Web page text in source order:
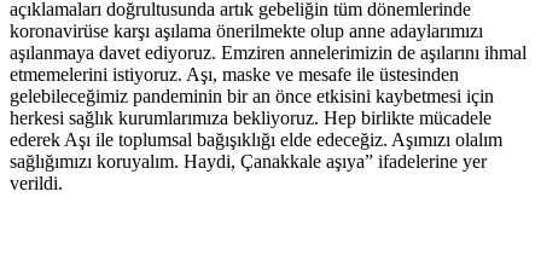
açıklamaları doğrultusunda artık gebeliğin tüm dönemlerinde
koronavirüse karşı aşılama önerilmekte olup anne adaylarımızı
aşılanmaya davet ediyoruz. Emziren annelerimizin de aşılarını ihmal
etmemelerini istiyoruz. Aşı, maske ve mesafe ile üstesinden
gelebileceğimiz pandeminin bir an önce etkisini kaybetmesi için
herkesi sağlık kurumlarımıza bekliyoruz. Hep birlikte mücadele
ederek Aşı ile toplumsal bağışıklığı elde edeceğiz. Aşımızı olalım
sağlığımızı koruyalım. Haydi, Çanakkale aşıya” ifadelerine yer
verildi.